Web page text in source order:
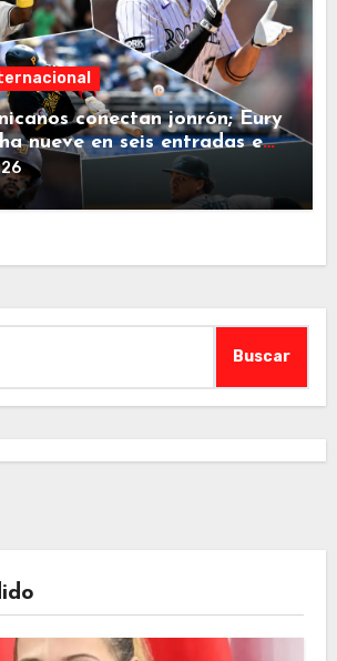
conectan jonrón; Eury
nueve en seis entradas en
domingo